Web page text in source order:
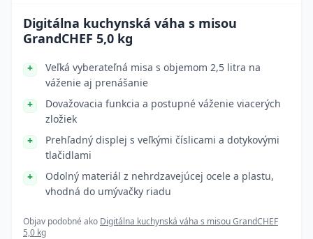
Digitálna kuchynská váha s misou
GrandCHEF 5,0 kg
Veľká vyberateľná misa s objemom 2,5 litra na
váženie aj prenášanie
Dovažovacia funkcia a postupné váženie viacerých
zložiek
Prehľadný displej s veľkými číslicami a dotykovými
tlačidlami
Odolný materiál z nehrdzavejúcej ocele a plastu,
vhodná do umývačky riadu
Objav podobné ako Digitálna kuchynská váha s misou GrandCHEF
5,0 kg